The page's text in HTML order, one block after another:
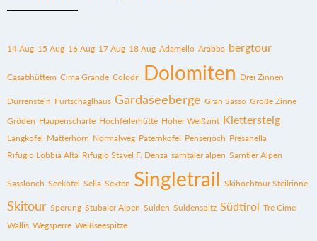
14 Aug 15 Aug 16 Aug 17 Aug 18 Aug Adamello Arabba bergtour
Casatihüttem Cima Grande Colodri Dolomiten Drei Zinnen
Dürrenstein Furtschaglhaus Gardaseeberge Gran Sasso Große Zinne
Gröden Haupenscharte Hochfeilerhütte Hoher Weißzint Klettersteig
Langkofel Matterhorn Normalweg Paternkofel Penserjoch Presanella
Rifugio Lobbia Alta Rifugio Stavel F. Denza sarntaler alpen Sarntler Alpen
Sasslonch Seekofel Sella Sexten Singletrail Skihochtour Steilrinne
Skitour Sperung Stubaier Alpen Sulden Suldenspitz Südtirol Tre Cime
Wallis Wegsperre Weißseespitze